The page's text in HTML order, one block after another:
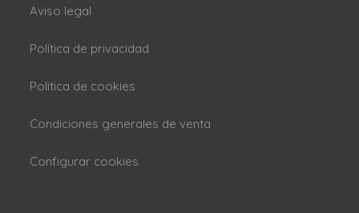
Aviso legal
Política de privacidad
Politica de cookies
Condiciones generales de venta
Configurar cookies